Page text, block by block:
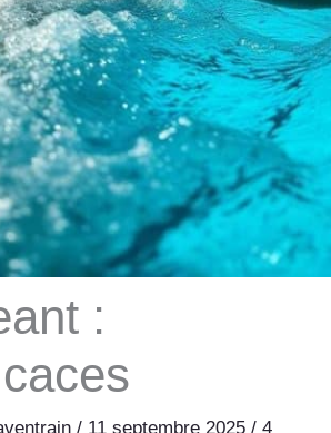
:
/ 11 septembre 2025/4